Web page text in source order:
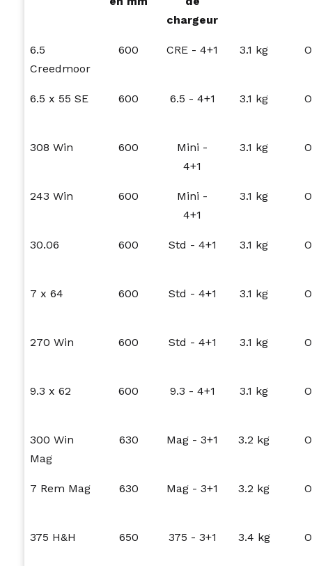
chargeur
6.5
Creedmoor
600 CRE - 4+1 3.1 kg
6.5 x 55 SE 600 6.5 - 4+1 3.1 kg
308 Win 600
Mini -
4+1
3.1 kg
243 Win 600
Mini -
4+1
3.1 kg
30.06 600 Std - 4+1 3.1 kg
7 x 64 600 Std - 4+1 3.1 kg
270 Win 600 Std - 4+1 3.1 kg
9.3 x 62 600 9.3 - 4+1 3.1 kg
300 Win
Mag
630 Mag - 3+1 3.2 kg
7 Rem Mag 630 Mag - 3+1 3.2 kg
375 H&H 650 375 - 3+1 3.4 kg